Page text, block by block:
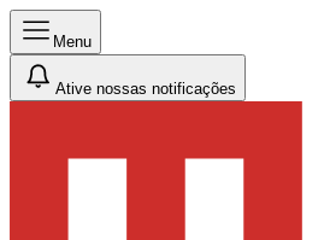
Menu
Ative nossas notificações